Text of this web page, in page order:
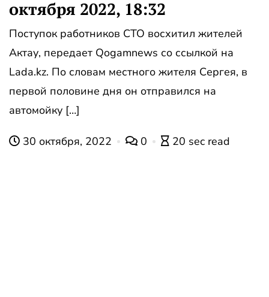
октября 2022, 18:32
Поступок работников СТО восхитил жителей
Актау, передает Qogamnews со ссылкой на
Lada.kz. По словам местного жителя Сергея, в
первой половине дня он отправился на
автомойку […]
30 октября, 2022 0 20 sec read